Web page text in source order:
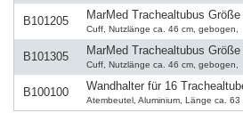
B101205 MarMed Trachealtubus
Cuff, Nutzlänge ca. 46 cm, gebogen,
B101305 MarMed Trachealtubus
Cuff, Nutzlänge ca. 46 cm, gebogen,
B100100 Wandhalter für 16
Atembeutel, Aluminium, Länge ca. 63